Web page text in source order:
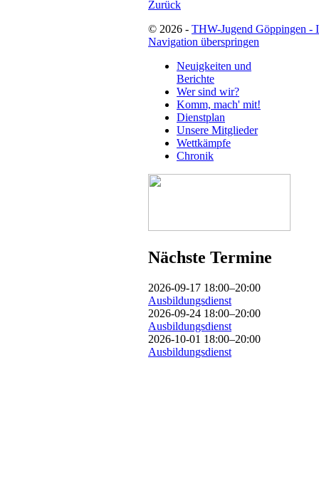
Zurück
© 2026 - THW-Jugend Göppingen -
Navigation überspringen
Neuigkeiten und
Berichte
Wer sind wir?
Komm, mach' mit!
Dienstplan
Unsere Mitglieder
Wettkämpfe
Chronik
Nächste Termine
2026-09-17 18:00–20:00
Ausbildungsdienst
2026-09-24 18:00–20:00
Ausbildungsdienst
2026-10-01 18:00–20:00
Ausbildungsdienst